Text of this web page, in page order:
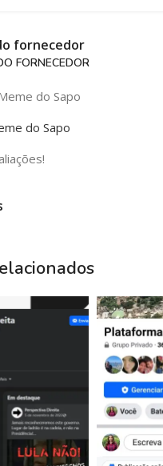
fornecedor
FORNECEDOR
do Sapo
do Sapo